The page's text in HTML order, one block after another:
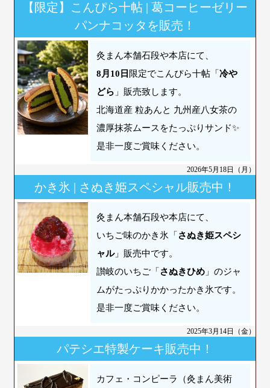
【限定】こんぴら十帖 | 葛コーヒーゼリー
パンナコッタを販売！
灸まん本舗石段や本店にて、
8月10日 限定でこんぴら十帖「冷や
どら 」販売致します。
北海道産 粒あんと 九州産八女茶の
濃厚抹茶ムースをたっぷりサンド✨️
是非一度ご賞味ください。
2026年5月18日（月）
かき氷 | さぬき姫スペシャル販売中！
灸まん本舗石段や本店にて、
いちご味のかき氷「 さぬき姫スペシ
ャル」販売中です。
讃岐のいちご「 さぬきひめ 」のジャ
ムがたっぷりかかったかき氷です。
是非一度ご賞味ください。
2025年3月14日（金）
パテシエ特製ケーキ販売中！
カフェ・コンピーラ（灸まん美術